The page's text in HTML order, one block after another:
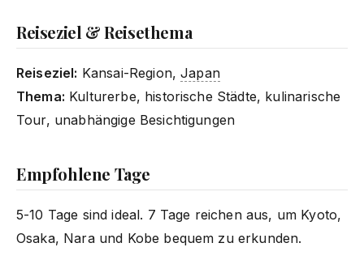
Reiseziel & Reisethema
Reiseziel: Kansai-Region,Japan
Thema: Kulturerbe, historische Städte, kulinarische
Tour, unabhängige Besichtigungen
Empfohlene Tage
5-10 Tage sind ideal. 7 Tage reichen aus, um Kyoto,
Osaka, Nara und Kobe bequem zu erkunden.